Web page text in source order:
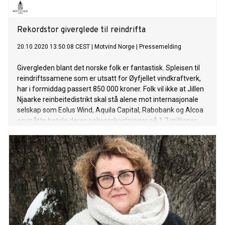
Rekordstor giverglede til reindrifta
20.10.2020 13:50:08 CEST Motvind Norge Pressemelding
Givergleden blant det norske folk er fantastisk. Spleisen til
reindriftssamene som er utsatt for Øyfjellet vindkraftverk,
har i formiddag passert 850 000 kroner. Folk vil ikke at Jillen
Njaarke reinbeitedistrikt skal stå alene mot internasjonale
selskap som Eolus Wind, Aquila Capital, Rabobank og Alcoa
og måtte betale deres saksomkostninger på 1,7 millioner.
livsgrunnlaget, til en reindriftsfamilie.